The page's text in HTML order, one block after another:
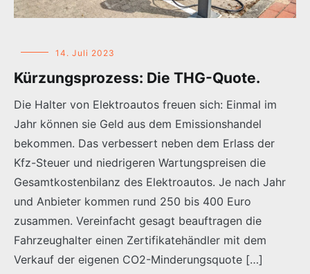
14. Juli 2023
Kürzungsprozess: Die THG-Quote.
Die Halter von Elektroautos freuen sich: Einmal im
Jahr können sie Geld aus dem Emissionshandel
bekommen. Das verbessert neben dem Erlass der
Kfz-Steuer und niedrigeren Wartungspreisen die
Gesamtkostenbilanz des Elektroautos. Je nach Jahr
und Anbieter kommen rund 250 bis 400 Euro
zusammen. Vereinfacht gesagt beauftragen die
Fahrzeughalter einen Zertifikatehändler mit dem
Verkauf der eigenen CO2-Minderungsquote […]